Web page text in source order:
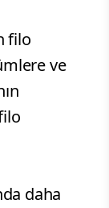
filo
ve
daha